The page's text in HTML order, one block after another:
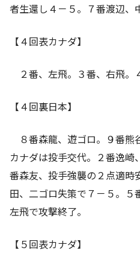
者生還し４－５。７番渡辺、
【４回表カナダ】
２番、左飛。３番、右飛。
【４回裏日本】
８番森龍、遊ゴロ。９番熊
カナダは投手交代。２番逸崎
番森友、投手強襲の２点適時
田、二ゴロ失策で７－５。５
左飛で攻撃終了。
【５回表カナダ】